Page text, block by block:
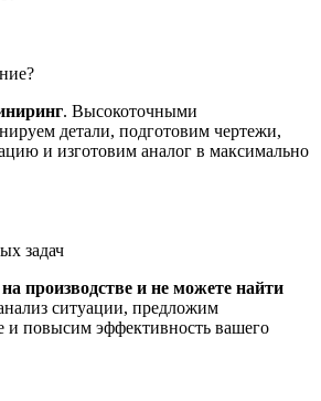
. Высокоточными
детали, подготовим чертежи,
и изготовим аналог в максимально
задач
производстве и не можете найти
ситуации, предложим
и повысим эффективность вашего